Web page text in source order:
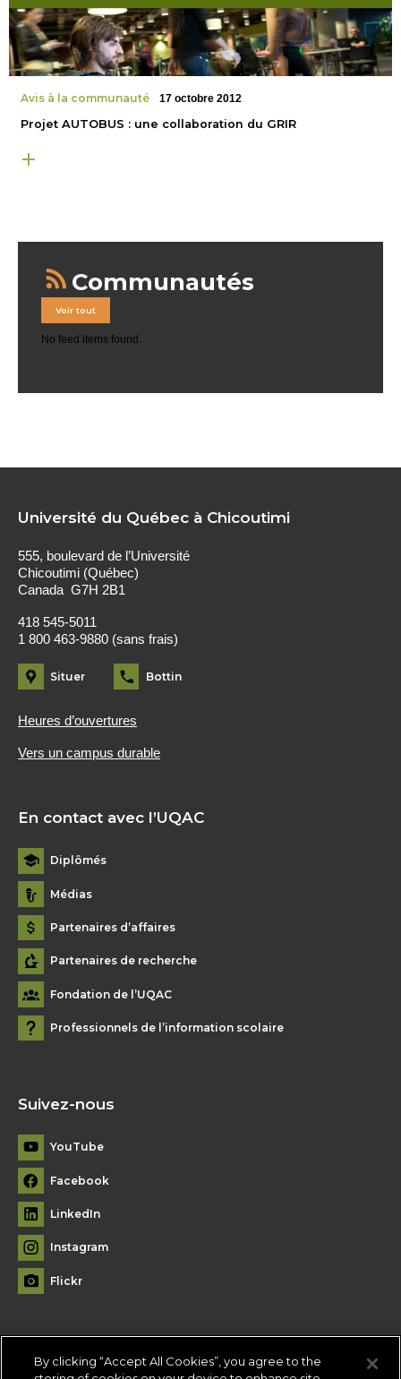
Avis à la communauté 17 octobre 2012
Projet AUTOBUS : une collaboration du GRIR
Communautés
Voir tout
No feed items found.
Université du Québec à Chicoutimi
555, boulevard de l’Université
Chicoutimi (Québec)
Canada G7H 2B1
418 545-5011
1 800 463-9880 (sans frais)
Situer Bottin
Heures d’ouvertures
Vers un campus durable
En contact avec l’UQAC
Diplômés
Médias
Partenaires d’affaires
Partenaires de recherche
Fondation de l’UQAC
Professionnels de l’information scolaire
Suivez-nous
YouTube
Facebook
LinkedIn
Instagram
Flickr
By clicking “Accept All Cookies”, you agree to the